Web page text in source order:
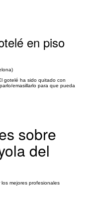
en piso
gotelé ha sido quitado con
emasillarlo para que pueda
sobre
del
mejores profesionales